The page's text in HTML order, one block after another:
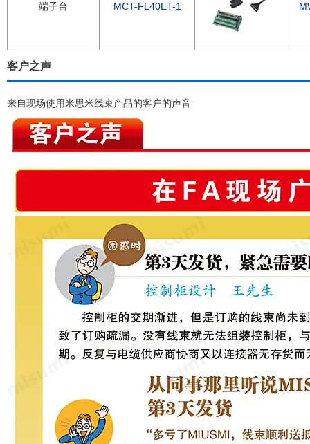
端子台 MCT-FL40ET-1
客户之声
来自现场使用米思米线束产品的客户的声音